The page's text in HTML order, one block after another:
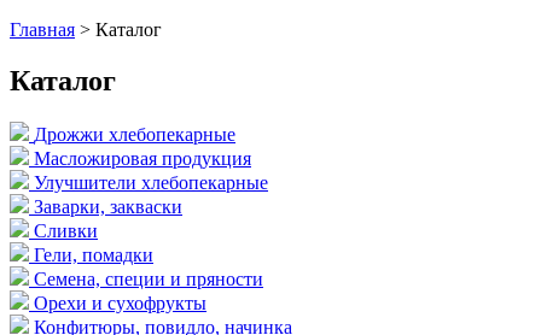
Главная > Каталог
Каталог
Дрожжи хлебопекарные
Масложировая продукция
Улучшители хлебопекарные
Заварки, закваски
Сливки
Гели, помадки
Семена, специи и пряности
Орехи и сухофрукты
Конфитюры, повидло, начинка